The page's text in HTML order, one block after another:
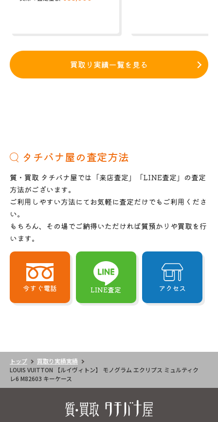
買取り実績一覧を見る
タチバナ屋の査定方法
質・買取 タチバナ屋では「来店査定」「LINE査定」の査定
方法がございます。
ご利用しやすい方法にてお気軽に査定だけでもご利用くださ
い。
もちろん、その場でご納得いただければ質預かりや買取を行
います。
今すぐ電話 LINE査定 アクセス
トップ
買取り実績実績
LOUIS VUITTON 【ルイヴィトン】 モノグラム エクリプス ミュルティク
レ6 M82603 キーケース